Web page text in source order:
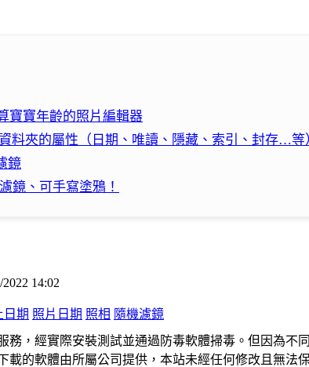
寶寶年齡的照片編輯器
料夾的屬性（日期、唯讀、隱藏、索引、封存…等
鏡
鏡、可手寫塗鴉！
14:02
日期 照片日期 照相 隨機濾鏡
務，經實際安裝測試並通過防毒軟體掃毒。但因為
載的軟體由所屬公司提供，本站未經任何修改且無